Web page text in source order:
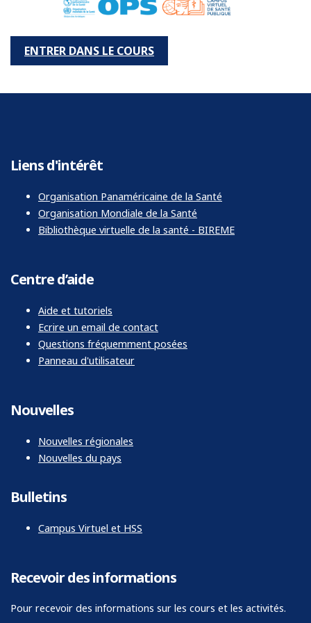
ENTRER DANS LE COURS
Liens d'intérêt
Organisation Panaméricaine de la Santé
Organisation Mondiale de la Santé
Bibliothèque virtuelle de la santé - BIREME
Centre d’aide
Aide et tutoriels
Ecrire un email de contact
Questions fréquemment posées
Panneau d'utilisateur
Nouvelles
Nouvelles régionales
Nouvelles du pays
Bulletins
Campus Virtuel et HSS
Recevoir des informations
Pour recevoir des informations sur les cours et les activités.